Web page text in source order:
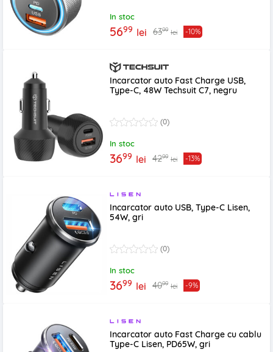
In stoc
5699 lei 6399 lei -10%
Incarcator auto Fast Charge USB,
Type-C, 48W Techsuit C7, negru
(0)
In stoc
3699 lei 4299 lei -13%
Incarcator auto USB, Type-C Lisen,
54W, gri
(0)
In stoc
3699 lei 4099 lei -9%
Incarcator auto Fast Charge cu cablu
Type-C Lisen, PD65W, gri